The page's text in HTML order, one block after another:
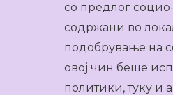
со предлог
содржани во
подобрување на
овој чин беше
политики, туку и